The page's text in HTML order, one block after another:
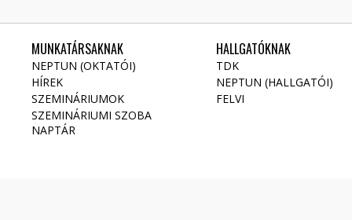
MUNKATÁRSAKNAK
NEPTUN (OKTATÓI)
HÍREK
SZEMINÁRIUMOK
SZEMINÁRIUMI SZOBA
NAPTÁR
HALLGATÓKNAK
TDK
NEPTUN (HALLGATÓI)
FELVI